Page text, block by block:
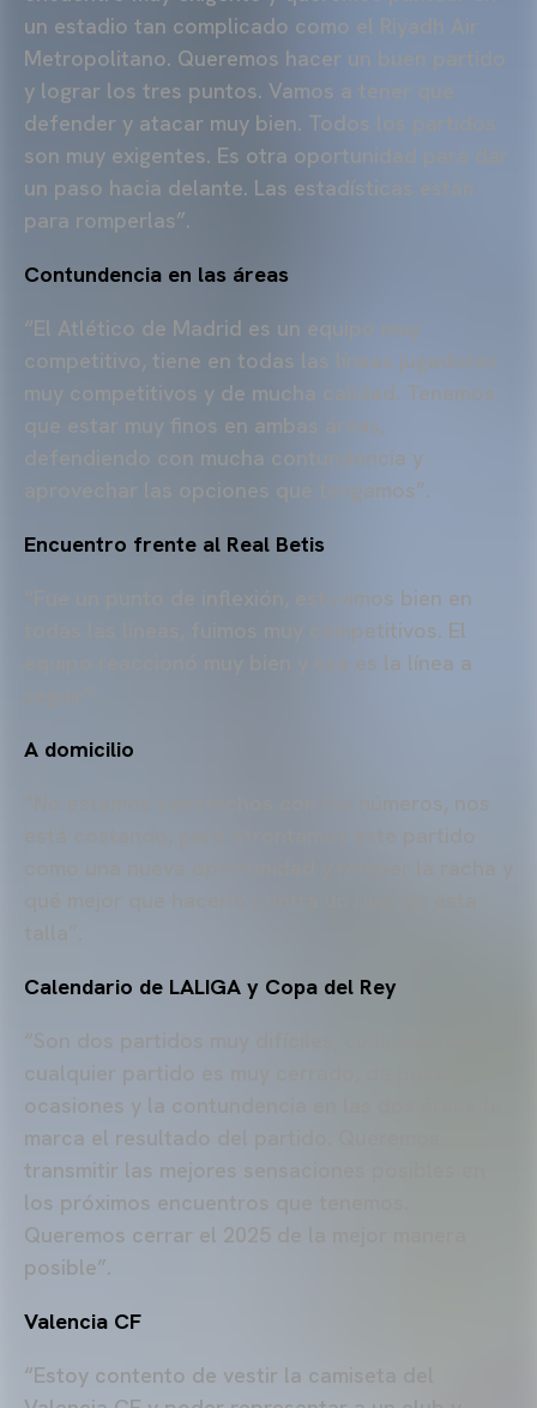
un estadio tan complicado como el Riyadh Air
Metropolitano. Queremos hacer un buen partido
y lograr los tres puntos. Vamos a tener que
defender y atacar muy bien. Todos los partidos
son muy exigentes. Es otra oportunidad para dar
un paso hacia delante. Las estadísticas están
para romperlas”.
Contundencia en las áreas
“El Atlético de Madrid es un equipo muy
competitivo, tiene en todas las líneas jugadores
muy competitivos y de mucha calidad. Tenemos
que estar muy finos en ambas áreas,
defendiendo con mucha contundencia y
aprovechar las opciones que tengamos”.
Encuentro frente al Real Betis
“Fue un punto de inflexión, estuvimos bien en
todas las líneas, fuimos muy competitivos. El
equipo reaccionó muy bien y esa es la línea a
A domicilio
“No estamos satisfechos con los números, nos
Calendario de LALIGA y Copa del Rey
“Son dos partidos muy difíciles, cualquier rival,
cualquier partido es muy cerrado, de pocas
ocasiones y la contundencia en las dos áreas te
marca el resultado del partido. Queremos
transmitir las mejores sensaciones posibles en
los próximos encuentros que tenemos.
Queremos cerrar el 2025 de la mejor manera
posible”.
Valencia CF
“Estoy contento de vestir la camiseta del